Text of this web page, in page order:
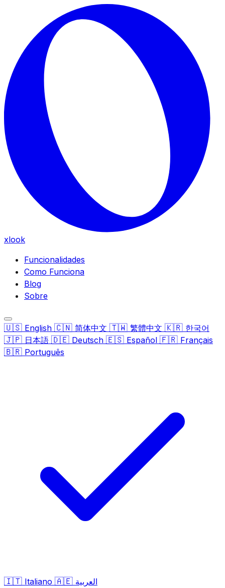
Skip to main content
xlook
Funcionalidades
Como Funciona
Blog
Sobre
🇺🇸 English 🇨🇳 简体中文 🇹🇼 繁體中文 🇰🇷 한국어
🇯🇵 日本語 🇩🇪 Deutsch 🇪🇸 Español 🇫🇷 Français
🇧🇷 Português
🇮🇹 Italiano 🇦🇪 العربية